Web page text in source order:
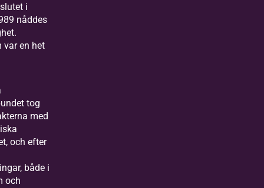
i
nåddes
var en het
tog
med
och efter
både i
och